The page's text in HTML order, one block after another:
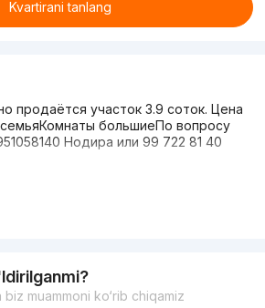
Kvartirani tanlang
продаётся участок 3.9 соток. Цена
большиеПо вопросу
Нодира или 99 722 81 40
muammoni ko‘rib chiqamiz